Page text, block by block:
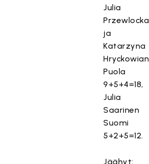
Julia
Przewlocka
ja
Katarzyna
Hryckowian
Puola
9+5+4=18,
Julia
Saarinen
Suomi
5+2+5=12.
Jäähyt: